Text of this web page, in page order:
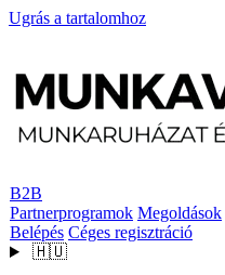
Ugrás a tartalomhoz
B2B
Partnerprogramok Megoldások
Belépés Céges regisztráció
🇭🇺